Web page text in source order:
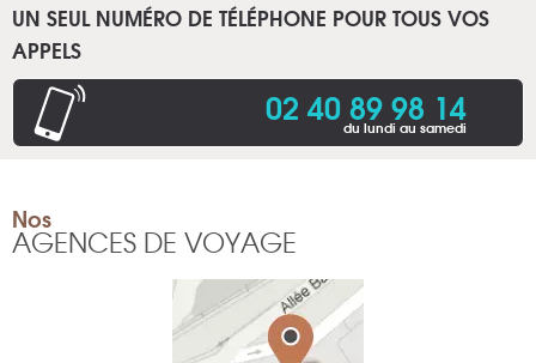
UN SEUL NUMÉRO DE TÉLÉPHONE POUR TOUS VOS
APPELS
02 40 89 98 14
du lundi au samedi
Nos
AGENCES DE VOYAGE